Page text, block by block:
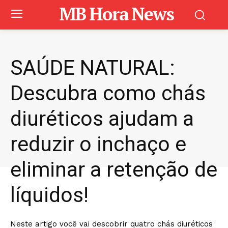
MB Hora News
SAÚDE NATURAL:
Descubra como chás
diuréticos ajudam a
reduzir o inchaço e
eliminar a retenção de
líquidos!
Neste artigo você vai descobrir quatro chás diuréticos